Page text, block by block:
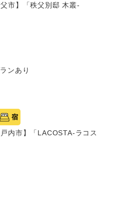
父市】「秩父別邸 木叢-
ンあり
宿
戸内市】「LACOSTA-ラコス